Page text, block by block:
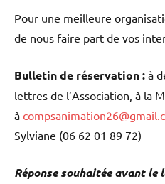
Pour une meilleure
de nous faire part de vos
Bulletin de réservation : à
lettres de l’Association, à la
à
Sylviane (06 62 01 89 72)
Réponse souhaitée avant le